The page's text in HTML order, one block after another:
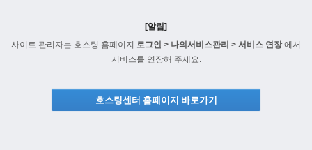
[알림]
사이트 관리자는 호스팅 홈페이지 로그인 > 나의서비스관리 > 서비스 연장에서
서비스를 연장해 주세요.
호스팅센터 홈페이지 바로가기